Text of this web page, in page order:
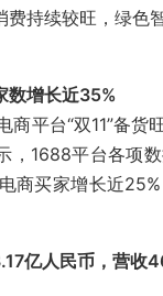
持续较旺，绿色
数增长近35%
商平台“双11”备
，1688平台各项
商买家增长近
亿人民币，营收